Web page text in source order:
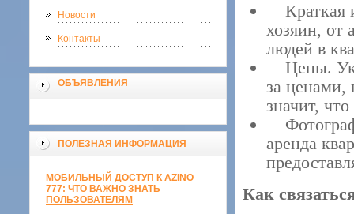
Новости
Контакты
ОБЪЯВЛЕНИЯ
ПОЛЕЗНАЯ ИНФОРМАЦИЯ
МОБИЛЬНЫЙ ДОСТУП К AZINO
777: ЧТО ВАЖНО ЗНАТЬ
ПОЛЬЗОВАТЕЛЯМ
Краткая
хозяин, от
людей в
Цены.
за ценами,
значит,
аренда
Как